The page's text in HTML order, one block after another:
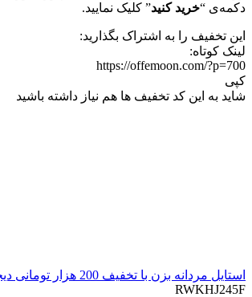
دکمه‌ی “خرید کنید” کلیک نمایید.
این تخفیف را به اشتراک بگذارید:
لینک کوتاه:
https://offemoon.com/?p=700
کپی
شاید به این کد تخفیف ها هم نیاز داشته باشید
استایل مردانه بزن با تخفیف 200 هزار تومانی دیجی استایل
RWKHJ245F